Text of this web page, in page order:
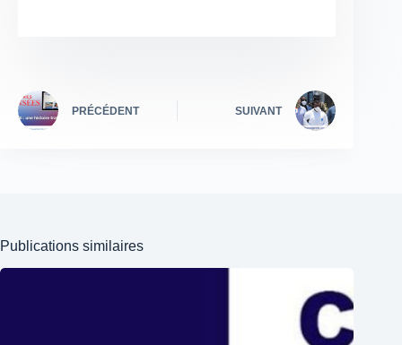
PRÉCÉDENT SUIVANT
Publications similaires